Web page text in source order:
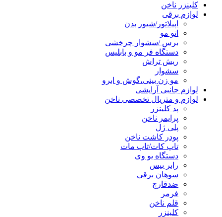
کلینزر ناخن
لوازم برقی
اپیلاتور/شیور بدن
اتو مو
برس /سشوار چرخشی
دستگاه فر مو و بابلیس
ریش تراش
سشوار
مو زن بینی،گوش و ابرو
لوازم جانبی آرایشی
لوازم و متریال تخصصی ناخن
پد کلینزر
پرایمر ناخن
پلی ژل
پودر کاشت ناخن
تاپ کات/تاپ مات
دستگاه یو وی
رابر بیس
سوهان برقی
ضدقارچ
فرمر
قلم ناخن
کلینزر